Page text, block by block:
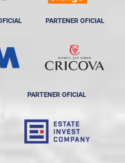
PARTENER OFICIAL
PARTENER OFICIAL